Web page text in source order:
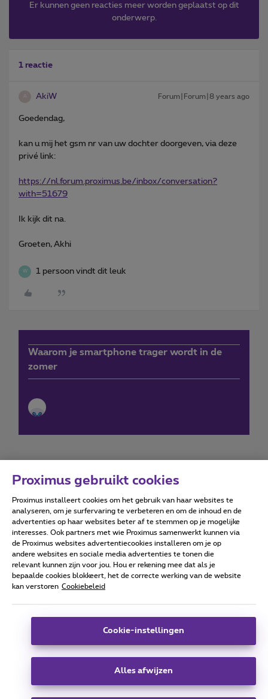
Er kunnen geen reacties meer worden geplaatst op dit
onderwerp.
1 reactie
AkiW Forum|Forum|8 years ago
Goedendag,
kan u mij het gsm nr van uw dochter doorgeven, via deze
privé link:
https://nl.forum.proximus.be/inbox/conversation?
with=51679
Ik kijk dit na.
Groeten, Akhi
W 1 persoon vindt dit leuk
Waarom je smartphone trager wordt in de
zomer
Forumvoorwaarden Accessibility statement
Alle rechten voorbehouden. © Proximus
Algemene voorwaarden, consumenteninfo
Deze website is gecreëerd en wordt beheerd conform het
Koning Albert II-laan 27 - B-1030 Brussel.
Proximus gebruikt cookies
Proximus installeert cookies om het gebruik van haar websites te
analyseren, om je surfervaring te verbeteren en om de inhoud en de
advertenties op haar websites beter af te stemmen op je mogelijke
interesses. Ook partners met wie Proximus samenwerkt kunnen via
de Proximus websites advertentiecookies installeren om je op
andere websites en sociale media advertenties te tonen die
relevant kunnen zijn voor jou. Hou er rekening mee dat als je
bepaalde cookies blokkeert, het de correcte werking van de website
kan verstoren Cookiebeleid
Cookie-instellingen
Alles afwijzen